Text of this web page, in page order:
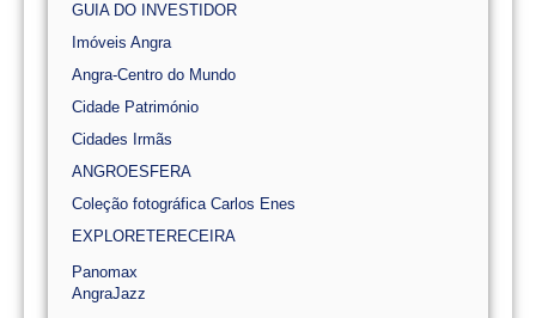
GUIA DO INVESTIDOR
Imóveis Angra
Angra-Centro do Mundo
Cidade Património
Cidades Irmãs
ANGROESFERA
Coleção fotográfica Carlos Enes
EXPLORETERECEIRA
Panomax
AngraJazz